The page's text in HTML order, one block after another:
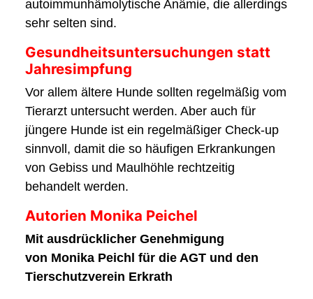
autoimmunhämolytische Anämie, die allerdings
sehr selten sind.
Gesundheitsuntersuchungen statt
Jahresimpfung
Vor allem ältere Hunde sollten regelmäßig vom
Tierarzt untersucht werden. Aber auch für
jüngere Hunde ist ein regelmäßiger Check-up
sinnvoll, damit die so häufigen Erkrankungen
von Gebiss und Maulhöhle rechtzeitig
behandelt werden.
Autorien Monika Peichel
Mit ausdrücklicher Genehmigung
von Monika Peichl für die AGT und den
Tierschutzverein Erkrath